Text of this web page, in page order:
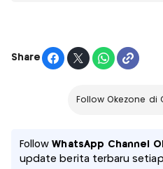
Share
Follow Okezone di
FollowWhatsApp Channel
update berita terbaru